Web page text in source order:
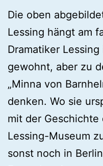
Die oben
Lessing hängt am
Dramatiker
gewohnt, aber zu
„Minna von
denken. Wo sie
mit der
Lessing-Museum
sonst noch in